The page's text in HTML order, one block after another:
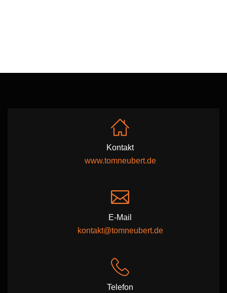
Kontakt
www.tomneubert.de
E-Mail
kontakt@tomneubert.de
Telefon